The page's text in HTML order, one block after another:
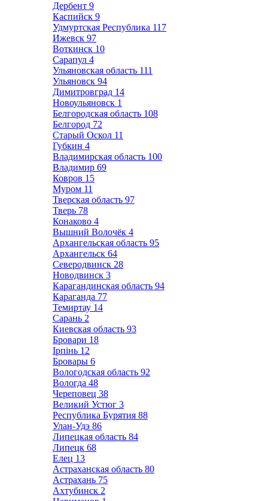
Дербент 9
Каспийск 9
Удмуртская Республика 117
Ижевск 97
Воткинск 10
Сарапул 4
Ульяновская область 111
Ульяновск 94
Димитровград 14
Новоульяновск 1
Белгородская область 108
Белгород 72
Старый Оскол 11
Губкин 4
Владимирская область 100
Владимир 69
Ковров 15
Муром 11
Тверская область 97
Тверь 78
Конаково 4
Вышний Волочёк 4
Архангельская область 95
Архангельск 64
Северодвинск 28
Новодвинск 3
Карагандинская область 94
Караганда 77
Темиртау 14
Сарань 2
Киевская область 93
Бровари 18
Ірпінь 12
Бровары 6
Вологодская область 92
Вологда 48
Череповец 38
Великий Устюг 3
Республика Бурятия 88
Улан-Удэ 86
Липецкая область 84
Липецк 68
Елец 13
Астраханская область 80
Астрахань 75
Ахтубинск 2